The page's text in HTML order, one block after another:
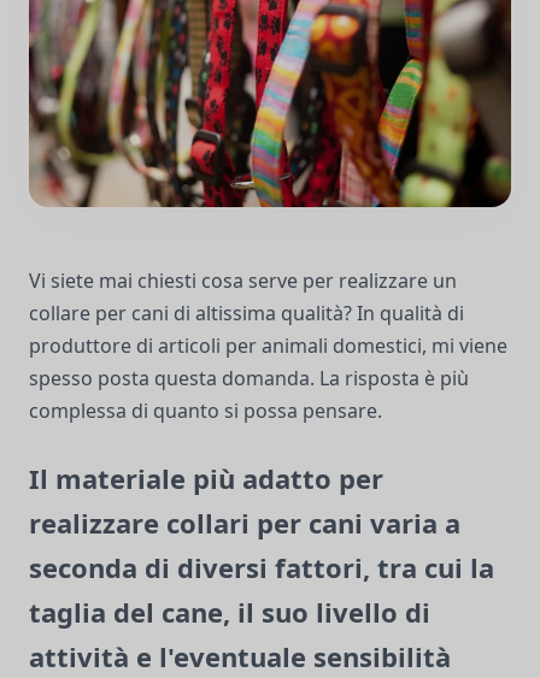
Vi siete mai chiesti cosa serve per realizzare un
collare per cani di altissima qualità? In qualità di
produttore di articoli per animali domestici, mi viene
spesso posta questa domanda. La risposta è più
complessa di quanto si possa pensare.
Il materiale più adatto per
realizzare collari per cani varia a
seconda di diversi fattori, tra cui la
taglia del cane, il suo livello di
attività e l'eventuale sensibilità